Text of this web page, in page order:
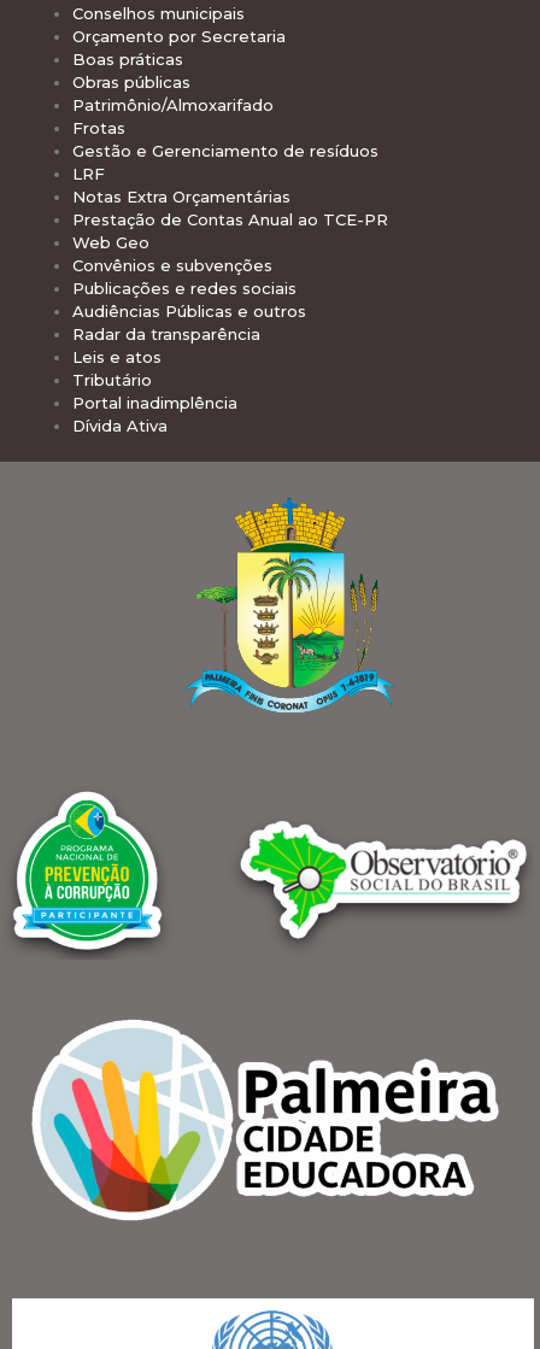
Conselhos municipais
Orçamento por Secretaria
Boas práticas
Obras públicas
Patrimônio/Almoxarifado
Frotas
Gestão e Gerenciamento de resíduos
LRF
Notas Extra Orçamentárias
Prestação de Contas Anual ao TCE-PR
Web Geo
Convênios e subvenções
Publicações e redes sociais
Audiências Públicas e outros
Radar da transparência
Leis e atos
Tributário
Portal inadimplência
Dívida Ativa